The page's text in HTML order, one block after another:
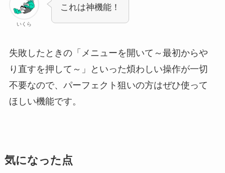
いくら
これは神機能！
失敗したときの「メニューを開いて～最初からや
り直すを押して～」といった煩わしい操作が一切
不要なので、パーフェクト狙いの方はぜひ使って
ほしい機能です。
気になった点